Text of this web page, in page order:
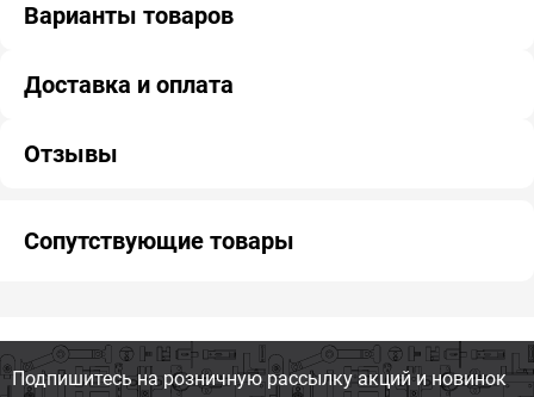
Варианты товаров
Доставка и оплата
Отзывы
Сопутствующие товары
Подпишитесь на розничную рассылку акций и новинок